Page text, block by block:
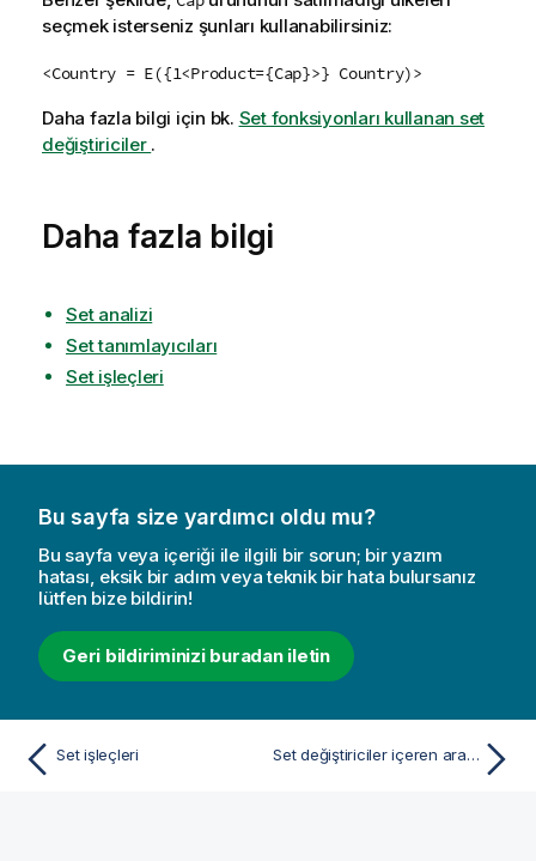
seçmek isterseniz şunları kullanabilirsiniz:
<Country = E({1<Product={Cap}>} Country)>
Daha fazla bilgi için bk. Set fonksiyonları kullanan set
değiştiriciler .
Daha fazla bilgi
Set analizi
Set tanımlayıcıları
Set işleçleri
Bu sayfa size yardımcı oldu mu?
Bu sayfa veya içeriği ile ilgili bir sorun; bir yazım
hatası, eksik bir adım veya teknik bir hata bulursanız
lütfen bize bildirin!
Geri bildiriminizi buradan iletin
Set işleçleri Set değiştiriciler içeren aramalar